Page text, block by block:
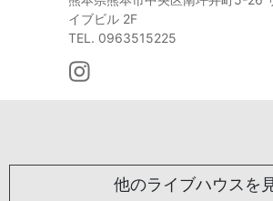
イブビル 2F
TEL. 0963515225
他のライブハウスを